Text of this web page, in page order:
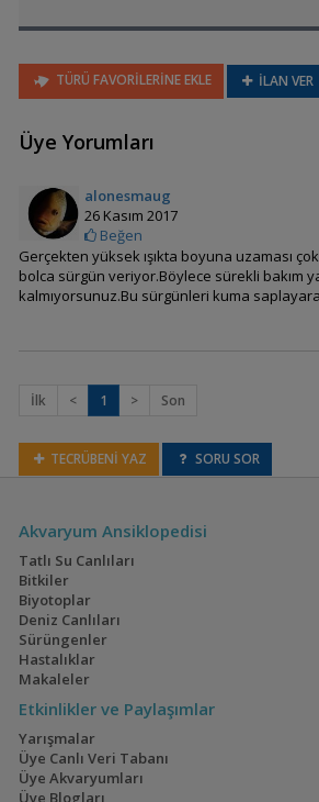
Alternanthera
(Rubra)
Ammannia
(Nesaea
TÜRÜ FAVORİLERİNE EKLE İLAN VER
Üye Yorumları
alonesmaug
26 Kasım 2017
Beğen
Gerçekten yüksek ışıkta boyuna uzaması
bolca sürgün veriyor.Böylece sürekli bakım
kalmıyorsunuz.Bu sürgünleri kuma
İlk < 1 > Son
TECRÜBENİ YAZ SORU SOR
Akvaryum Ansiklopedisi
Tatlı Su Canlıları
Bitkiler
Biyotoplar
Deniz Canlıları
Sürüngenler
Hastalıklar
Makaleler
Etkinlikler ve Paylaşımlar
Yarışmalar
Üye Canlı Veri Tabanı
Üye Akvaryumları
Üye Blogları